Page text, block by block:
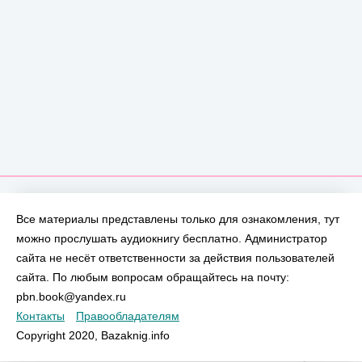
Все материалы представлены только для ознакомления, тут
можно прослушать аудиокнигу бесплатно. Администратор
сайта не несёт ответственности за действия пользователей
сайта. По любым вопросам обращайтесь на почту:
pbn.book@yandex.ru
Контакты
Правообладателям
Copyright 2020, Bazaknig.info